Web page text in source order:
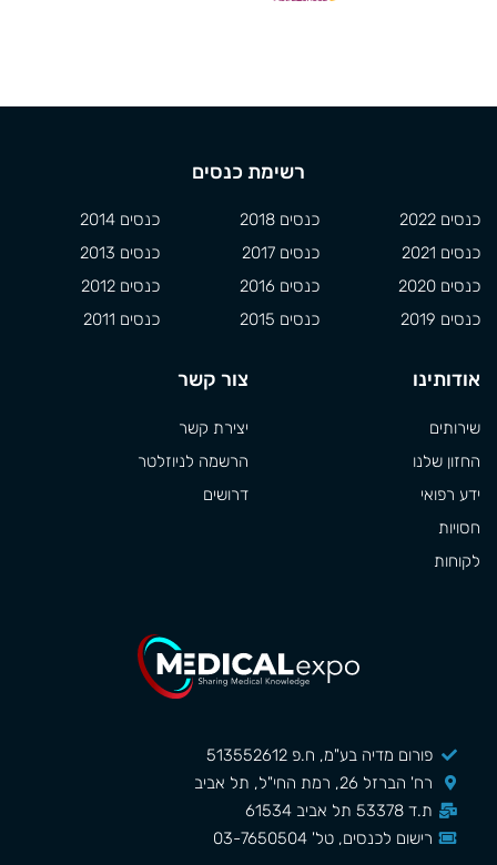
פורום מדיה בע"מ, ח.פ 513552612
רח' הברזל 26, רמת החי"ל, תל אביב
ת.ד 53378 תל אביב 61534
רישום לכנסים, טל' 03-7650504
רשימת כנסים
כנסים 2022
כנסים 2021
כנסים 2020
כנסים 2019
כנסים 2018
כנסים 2017
כנסים 2016
כנסים 2015
כנסים 2014
כנסים 2013
כנסים 2012
כנסים 2011
אודותינו
שירותים
החזון שלנו
ידע רפואי
חסויות
לקוחות
צור קשר
יצירת קשר
הרשמה לניוזלטר
דרושים